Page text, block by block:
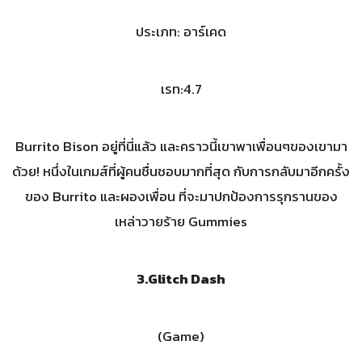
ประเภท: อาร์เคด
เรท:4.7
Burrito Bison อยู่ที่นี่แล้ว และคราวนี้เขาพาเพื่อนๆของเขามา
ด้วย! หนึ่งในเกมส์ที่ผู้คนชื่นชอบมากที่สุด กับการกลับมาอีกครั้ง
ของ Burrito และผองเพื่อน ที่จะมาปกป้องการรุกรานของ
เหล่าวายร้าย Gummies
3.Glitch Dash
(Game)